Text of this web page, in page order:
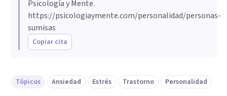
Psicología y Mente.
https://psicologiaymente.com/personalidad/personas-
sumisas
Copiar cita
Tópicos Ansiedad Estrés Trastorno Personalidad